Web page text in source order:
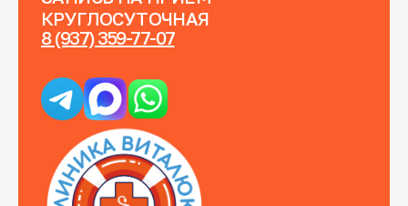
КРУГЛОСУТОЧНАЯ
8 (937) 359-77-07